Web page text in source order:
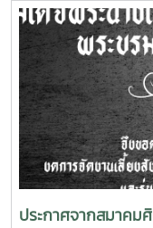
2568 ผู้ได้รับการพิจ
เชิดชูเกียรติแก่ศิษย์เ
และเป็นแบบอย่างที่งด
เป็นตัวแทนของความ
ชื่อเสียงให้แก่เราลูกแ
แสดงความยินดีและให้
ด้านล่างนะครับ#ศิษย์เ
เด่น
ประกาศจากสมาคม